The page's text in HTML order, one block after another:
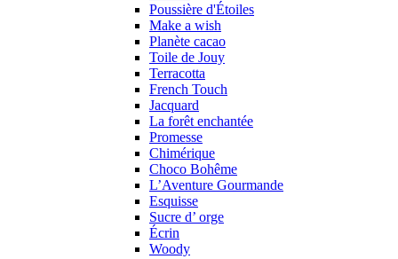
Poussière d'Étoiles
Make a wish
Planète cacao
Toile de Jouy
Terracotta
French Touch
Jacquard
La forêt enchantée
Promesse
Chimérique
Choco Bohême
L’Aventure Gourmande
Esquisse
Sucre d’ orge
Écrin
Woody